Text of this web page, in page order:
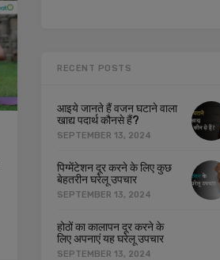
RECENT POSTS
आइये जानते हैं वजन घटाने वाला
खाद्य पदार्थ कौनसे हैं?
SEPTEMBER 13, 2024
पिग्मेंटेशन दूर करने के लिए कुछ
बेहतरीन घरेलू उपचार
SEPTEMBER 13, 2024
होठों का कालापन दूर करने के
लिए अपनाएं यह घरेलू उपचार
SEPTEMBER 13, 2024